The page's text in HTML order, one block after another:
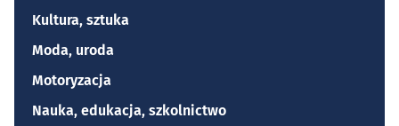
Kultura, sztuka
Moda, uroda
Motoryzacja
Nauka, edukacja, szkolnictwo